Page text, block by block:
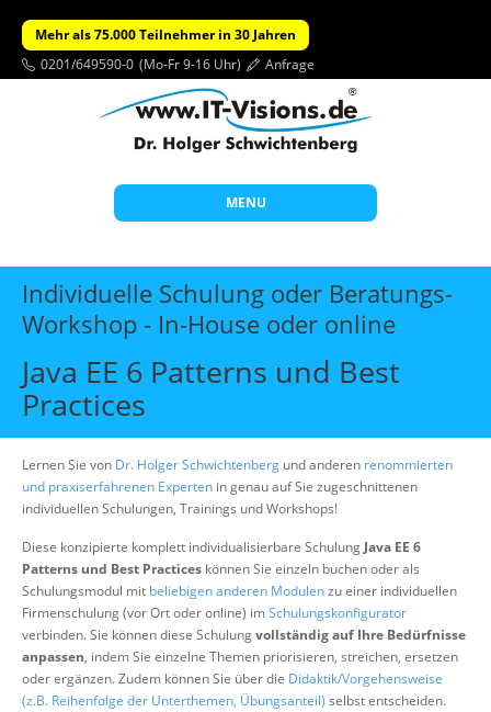
Mehr als 75.000 Teilnehmer in 30 Jahren
0201/649590-0 (Mo-Fr 9-16 Uhr) Anfrage
MENU
Start
Themen
Individuelle Schulungen
Wissen
Über uns
Suche
Individuelle Schulung oder Beratungs-
Workshop - In-House oder online
Java EE 6 Patterns und Best
Practices
Lernen Sie von Dr. Holger Schwichtenberg und anderen renommierten
und praxiserfahrenen Experten in genau auf Sie zugeschnittenen
individuellen Schulungen, Trainings und Workshops!
Diese konzipierte komplett individualisierbare Schulung Java EE 6
Patterns und Best Practices können Sie einzeln buchen oder als
Schulungsmodul mit beliebigen anderen Modulenzu einer individuellen
Firmenschulung (vor Ort oder online) imSchulungskonfigurator
verbinden. Sie können diese Schulungvollständig auf Ihre Bedürfnisse
anpassen, indem Sie einzelne Themen priorisieren, streichen, ersetzen
oder ergänzen. Zudem können Sie über die Didaktik/Vorgehensweise
(z.B. Reihenfolge der Unterthemen, Übungsanteil) selbst entscheiden.